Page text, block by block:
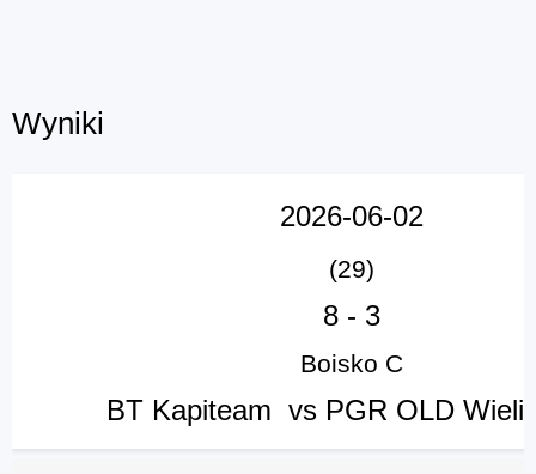
Wyniki
2026-06-02
(29)
8 - 3
Boisko C
BT Kapiteam vs PGR OLD